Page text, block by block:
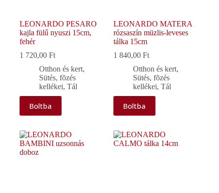
LEONARDO PESARO
kajla fülű nyuszi 15cm,
fehér
1 720,00 Ft
Otthon és kert,
Sütés, fõzés
kellékei, Tál
Boltba
LEONARDO MATERA
rózsaszín müzlis-leveses
tálka 15cm
1 840,00Ft
Otthon és kert,
Sütés, fõzés
kellékei,Tál
Boltba